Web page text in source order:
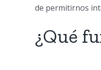
de permitirnos
¿Qué